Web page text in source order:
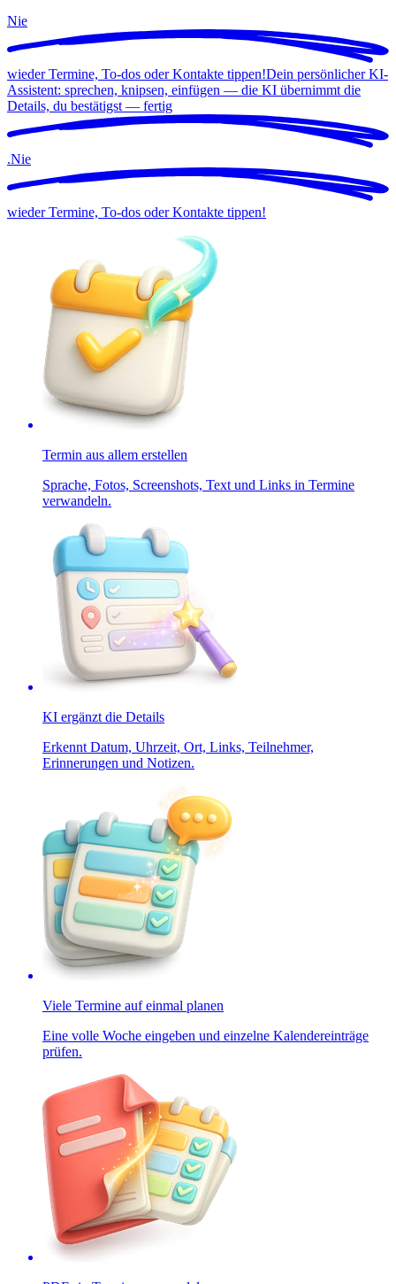
Nie
wieder Termine, To-dos oder Kontakte tippen!Dein persönlicher KI-
Assistent: sprechen, knipsen, einfügen — die KI übernimmt die
Details, du bestätigst — fertig
.Nie
wieder Termine, To-dos oder Kontakte tippen!
Termin aus allem erstellen
Sprache, Fotos, Screenshots, Text und Links in Termine
verwandeln.
KI ergänzt die Details
Erkennt Datum, Uhrzeit, Ort, Links, Teilnehmer,
Erinnerungen und Notizen.
Viele Termine auf einmal planen
Eine volle Woche eingeben und einzelne Kalendereinträge
prüfen.